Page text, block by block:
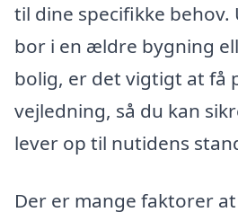
til dine specifikke behov.
bor i en ældre bygning
bolig, er det vigtigt at få
vejledning, så du kan
lever op til nutidens
Der er mange faktorer